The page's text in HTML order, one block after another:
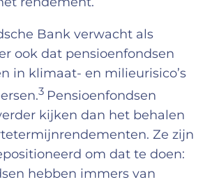
Bank verwacht als
ook dat pensioenfondsen
in klimaat- en milieurisico’s
3 Pensioenfondsen
kijken dan het behalen
Ze zijn
om dat te doen:
hebben immers van